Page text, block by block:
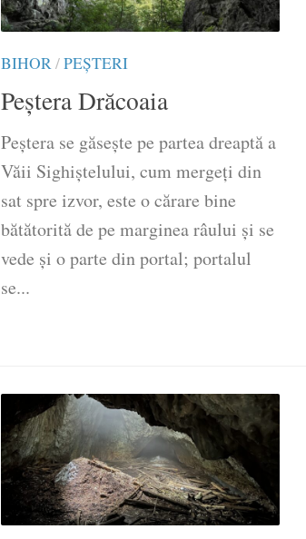
BIHOR/PEȘTERI
Peștera Drăcoaia
Peștera se găsește pe partea dreaptă a
Văii Sighiștelului, cum mergeți din
sat spre izvor, este o cărare bine
bătătorită de pe marginea râului și se
vede și o parte din portal; portalul
se...